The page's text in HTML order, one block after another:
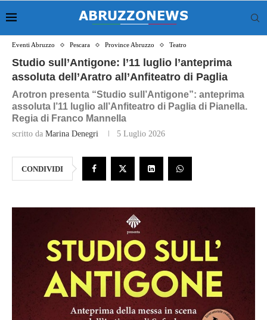
Eventi Abruzzo Pescara Province Abruzzo Teatro
Studio sull’Antigone: l’11 luglio l’anteprima
assoluta dell’Aratro all’Anfiteatro di Paglia
Arotron presenta “Studio sull’Antigone”: anteprima
assoluta l’11 luglio all’Anfiteatro di Paglia di Pianella.
Regia di Franco Mannella
scritto da Marina Denegri 5 Luglio 2026
CONDIVIDI